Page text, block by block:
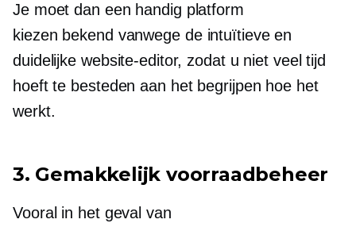
Je moet dan een handig platform
kiezen bekend vanwege de intuïtieve en
duidelijke website-editor, zodat u niet veel tijd
hoeft te besteden aan het begrijpen hoe het
werkt.
3. Gemakkelijk voorraadbeheer
Vooral in het geval van